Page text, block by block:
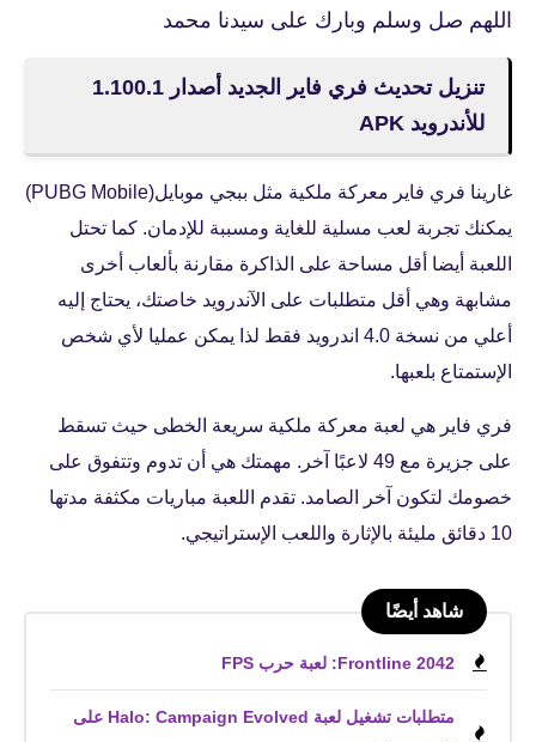
اللهم صل وسلم وبارك على سيدنا محمد
تنزيل تحديث فري فاير الجديد أصدار 1.100.1
للأندرويد APK
غارينا فري فاير معركة ملكية مثل ببجي موبايل(PUBG Mobile)
يمكنك تجربة لعب مسلية للغاية ومسببة للإدمان. كما تحتل
اللعبة أيضا أقل مساحة على الذاكرة مقارنة بألعاب أخرى
مشابهة وهي أقل متطلبات على الآندرويد خاصتك، يحتاج إليه
أعلي من نسخة 4.0 اندرويد فقط لذا يمكن عمليا لأي شخص
الإستمتاع بلعبها.
فري فاير هي لعبة معركة ملكية سريعة الخطى حيث تسقط
على جزيرة مع 49 لاعبًا آخر. مهمتك هي أن تدوم وتتفوق على
خصومك لتكون آخر الصامد. تقدم اللعبة مباريات مكثفة مدتها
10 دقائق مليئة بالإثارة واللعب الإستراتيجي.
شاهد أيضًا
Frontline 2042: لعبة حرب FPS
متطلبات تشغيل لعبة Halo: Campaign Evolved على